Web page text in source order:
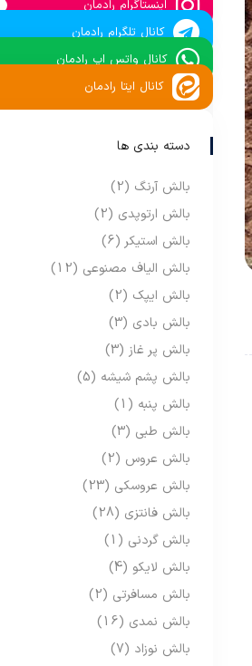
اینستاگرام رادمان
کانال تلگرام رادمان
کانال واتس اپ رادمان
کانال ایتا رادمان
دسته بندی ها
بالش آرنگ (2)
بالش ارتوپدی (2)
بالش استیکر (6)
بالش الیاف مصنوعی (12)
بالش ایپک (2)
بالش بادی (3)
بالش پر غاز (3)
بالش پشم شیشه (5)
بالش پنبه (1)
بالش طبی (3)
بالش عروس (2)
بالش عروسکی (23)
بالش فانتزی (28)
بالش گردنی (1)
بالش لایکو (4)
بالش مسافرتی (2)
بالش نمدی (16)
بالش نوزاد (7)